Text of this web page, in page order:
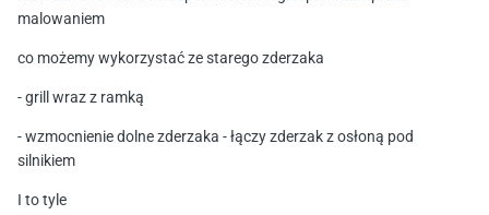
malowaniem
co możemy wykorzystać ze starego zderzaka
- grill wraz z ramką
- wzmocnienie dolne zderzaka - łączy zderzak z osłoną pod
silnikiem
I to tyle